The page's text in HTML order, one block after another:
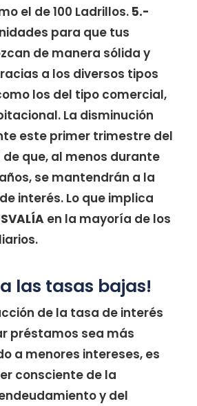
el de 100 Ladrillos. 5.-
para que tus
de manera sólida y
a los diversos tipos
los del tipo comercial,
La disminución
este primer trimestre del
de que, al menos durante
se mantendrán a la
interés. Lo que implica
en la mayoría de los
las tasas bajas!
de la tasa de interés
préstamos sea más
a menores intereses, es
consciente de la
y del